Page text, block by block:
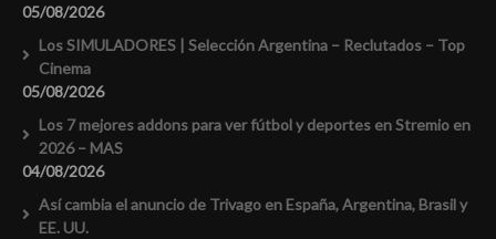
05/08/2026
Los SIMULADORES | Selección Argentina – Reclutados – Top
Cinema
05/08/2026
Los 7 mejores addons para ver fútbol y deportes en Stremio en
2026 – MAS
04/08/2026
Así cambia el anuncio de Trivago en España, Argentina, Brasil y
EE. UU.